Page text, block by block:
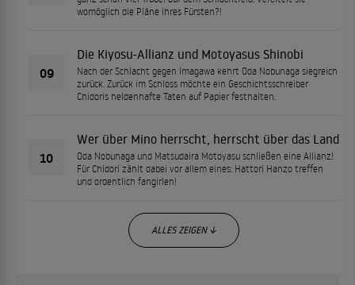
womöglich die Pläne ihres Fürsten?!
09
Die Kiyosu-Allianz und Motoyasus Shinobi
Nach der Schlacht gegen Imagawa kehrt Oda Nobunaga siegreich
zurück. Zurück im Schloss möchte ein Geschichtsschreiber
Chidoris heldenhafte Taten auf Papier festhalten.
10
Wer über Mino herrscht, herrscht über das Land
Oda Nobunaga und Matsudaira Motoyasu schließen eine Allianz!
Für Chidori zählt dabei vor allem eines: Hattori Hanzo treffen
und ordentlich fangirlen!
ALLES ZEIGEN ↓